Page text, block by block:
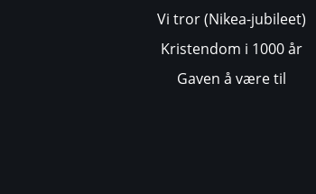
Vi tror (Nikea-jubileet)
Kristendom i 1000 år
Gaven å være til